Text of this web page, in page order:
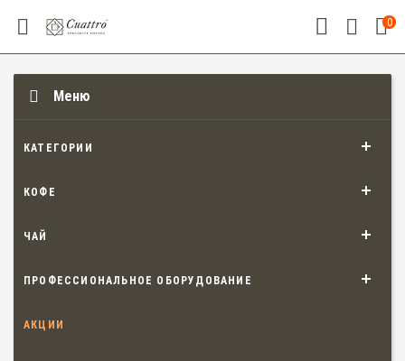
0
Меню
КАТЕГОРИИ
КОФЕ
ЧАЙ
ПРОФЕССИОНАЛЬНОЕ ОБОРУДОВАНИЕ
АКЦИИ